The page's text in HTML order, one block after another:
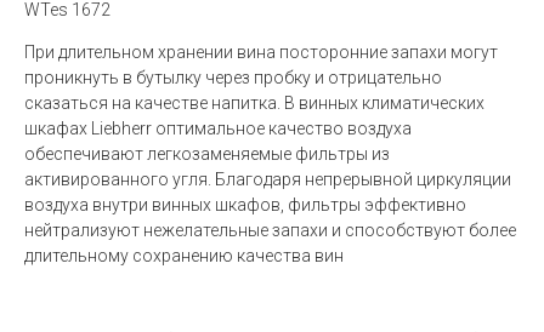
WTes 1672
При длительном хранении вина посторонние запахи могут
проникнуть в бутылку через пробку и отрицательно
сказаться на качестве напитка. В винных климатических
шкафах Liebherr оптимальное качество воздуха
обеспечивают легкозаменяемые фильтры из
активированного угля. Благодаря непрерывной циркуляции
воздуха внутри винных шкафов, фильтры эффективно
нейтрализуют нежелательные запахи и способствуют более
длительному сохранению качества вин